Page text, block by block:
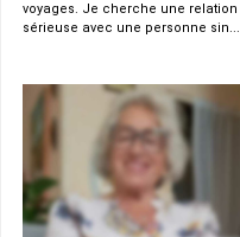
voyages. Je cherche une relation
sérieuse avec une personne sin...